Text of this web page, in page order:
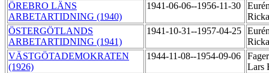
ÖREBRO LÄNS
ARBETARTIDNING (1940)
1941-06-06--1956-11-30
ÖSTERGÖTLANDS
ARBETARTIDNING (1941)
1941-10-31--1957-04-25
VÄSTGÖTADEMOKRATEN
(1926)
1944-11-08--1954-09-06
Lars